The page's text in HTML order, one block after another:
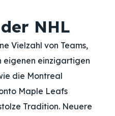
NHL
Vielzahl von Teams,
eigenen einzigartigen
die Montreal
Maple Leafs
Tradition. Neuere